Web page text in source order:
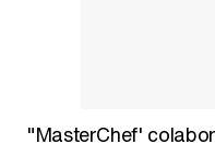
"MasterChef'